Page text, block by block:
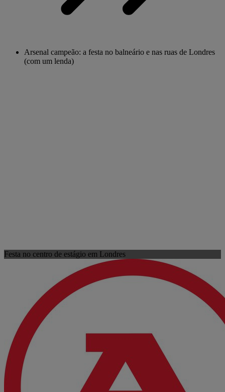
Arsenal campeão: a festa no balneário e nas ruas de Londres
(com um lenda)
Festa no centro de estágio em Londres